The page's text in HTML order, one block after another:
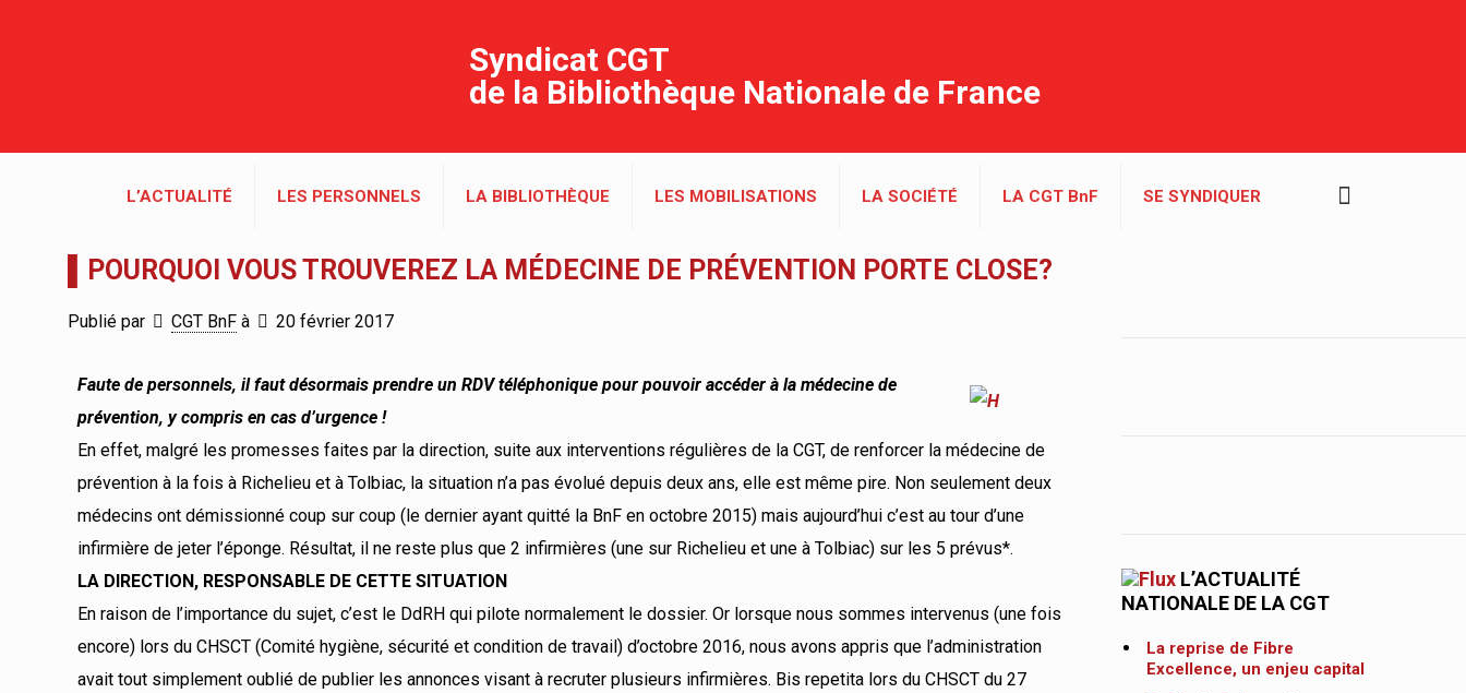
Syndicat CGT
de la Bibliothèque Nationale de France
L’ACTUALITÉ LES PERSONNELS LA BIBLIOTHÈQUE LES MOBILISATIONS LA SOCIÉTÉ LA CGT BnF SE SYNDIQUER
▌POURQUOI VOUS TROUVEREZ LA MÉDECINE DE PRÉVENTION PORTE CLOSE?
Publié par CGT BnF à 20 février 2017
Faute de personnels, il faut désormais prendre un RDV téléphonique pour pouvoir accéder à la médecine de
prévention, y compris en cas d’urgence !
En effet, malgré les promesses faites par la direction, suite aux interventions régulières de la CGT, de renforcer la médecine de
prévention à la fois à Richelieu et à Tolbiac, la situation n’a pas évolué depuis deux ans, elle est même pire. Non seulement deux
médecins ont démissionné coup sur coup (le dernier ayant quitté la BnF en octobre 2015) mais aujourd’hui c’est au tour d’une
infirmière de jeter l’éponge. Résultat, il ne reste plus que 2 infirmières (une sur Richelieu et une à Tolbiac) sur les 5 prévus*.
LA DIRECTION, RESPONSABLE DE CETTE SITUATION
En raison de l’importance du sujet, c’est le DdRH qui pilote normalement le dossier. Or lorsque nous sommes intervenus (une fois
encore) lors du CHSCT (Comité hygiène, sécurité et condition de travail) d’octobre 2016, nous avons appris que l’administration
avait tout simplement oublié de publier les annonces visant à recruter plusieurs infirmières. Bis repetita lors du CHSCT du 27
L’ACTUALITÉ
NATIONALE DE LA CGT
La reprise de Fibre
Excellence, un enjeu capital